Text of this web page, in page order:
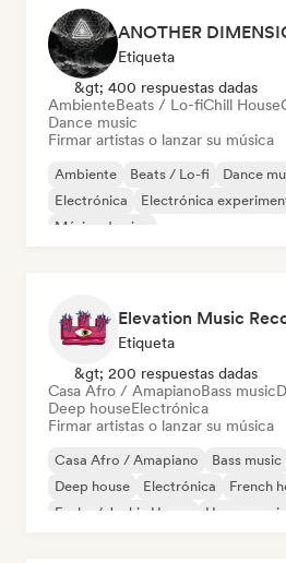
ANOTHER
Etiqueta
&gt; 400 respuestas dadas
AmbienteBeats / Lo-fiChill House
Dance music
Firmar artistas o lanzar su música
Ambiente Beats / Lo-fi Dance
Electrónica
Electrónica
Música de cine
Elevation Music
Etiqueta
&gt; 200 respuestas dadas
Casa Afro / AmapianoBass music
Deep houseElectrónica
Firmar artistas o lanzar su música
Casa Afro / Amapiano Bass music
Deep house
Electrónica
French
Funky / Jackin House
House music